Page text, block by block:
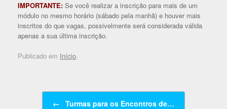
IMPORTANTE: Se você realizar a inscrição para mais de um
módulo no mesmo horário (sábado pela manhã) e houver mais
inscritos do que vagas, possivelmente será considerada válida
apenas a sua última inscrição.
Publicado em Início.
Navegação de posts
← Turmas para os Encontros de…